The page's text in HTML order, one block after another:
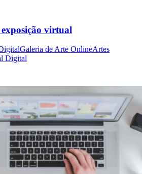
virtual
Galeria de Arte OnlineArtes
Digital